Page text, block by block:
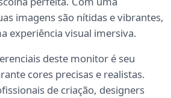
imagens são nítidas e vibrantes,
experiência visual imersiva.
deste monitor é seu
cores precisas e realistas.
de criação, designers